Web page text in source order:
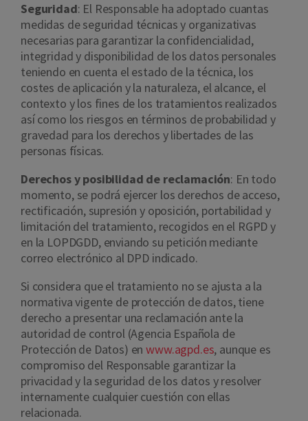
Seguridad: El Responsable ha adoptado cuantas
medidas de seguridad técnicas y organizativas
necesarias para garantizar la confidencialidad,
integridad y disponibilidad de los datos personales
teniendo en cuenta el estado de la técnica, los
costes de aplicación y la naturaleza, el alcance, el
contexto y los fines de los tratamientos realizados
así como los riesgos en términos de probabilidad y
gravedad para los derechos y libertades de las
personas físicas.
Derechos y posibilidad de reclamación: En todo
momento, se podrá ejercer los derechos de acceso,
rectificación, supresión y oposición, portabilidad y
limitación del tratamiento, recogidos en el RGPD y
en la LOPDGDD, enviando su petición mediante
correo electrónico al DPD indicado.
Si considera que el tratamiento no se ajusta a la
normativa vigente de protección de datos, tiene
derecho a presentar una reclamación ante la
autoridad de control (Agencia Española de
Protección de Datos) enwww.agpd.es, aunque es
compromiso del Responsable garantizar la
privacidad y la seguridad de los datos y resolver
internamente cualquier cuestión con ellas
relacionada.